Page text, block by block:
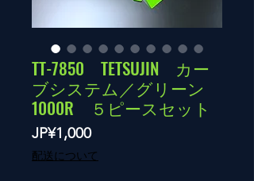
TT-7850 TETSUJIN カー
ブシステム／グリーン
1000R ５ピースセット
JP¥1,000가
격
配送について